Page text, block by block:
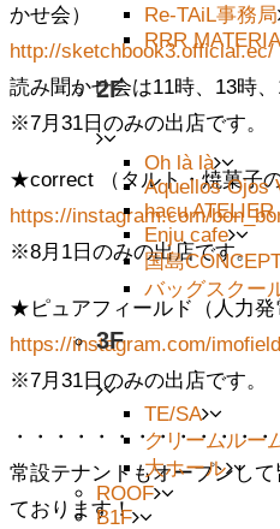
Re-TAiL事務局
RRR
2F
Oh là là
Aquellos Ojos
hacu ATELIER
Enju cafe
国島
バッグスクー
3F
TE/SA
クリームルー
大ホール
ROOF
B1F
かせ会）
http://sketchbook3.official.ec/
読み聞かせ会は11時、13時
※7月31日のみの出店です。
★correct （タルト・焼菓子の
https://instagram.com/
※8月1日のみの出店です。
★ピュアフィールド（人力発
https://instagram.com/
※7月31日のみの出店です。
・・・・・・・・・・・・
常設テナントもオープンし
ております！